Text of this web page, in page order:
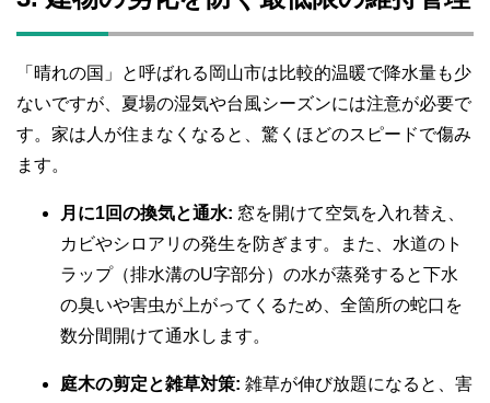
「晴れの国」と呼ばれる岡山市は比較的温暖で降水量も少
ないですが、夏場の湿気や台風シーズンには注意が必要で
す。家は人が住まなくなると、驚くほどのスピードで傷み
ます。
月に1回の換気と通水: 窓を開けて空気を入れ替え、
カビやシロアリの発生を防ぎます。また、水道のト
ラップ（排水溝のU字部分）の水が蒸発すると下水
の臭いや害虫が上がってくるため、全箇所の蛇口を
数分間開けて通水します。
庭木の剪定と雑草対策: 雑草が伸び放題になると、害